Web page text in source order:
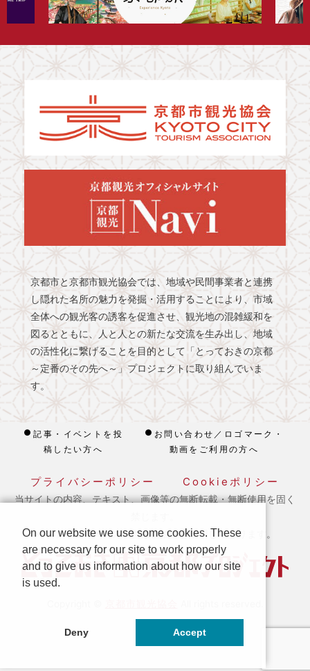
京都市と京都市観光協会では、地域や民間事業者と連携
し隠れた名所の魅力を発掘・活用することにより、市域
全体への観光客の誘客を促進させ、観光地の混雑緩和を
図るとともに、人と人との新たな交流を生み出し、地域
の活性化に繋げることを目的として「とっておきの京都
～定番のその先へ～」プロジェクトに取り組んでいま
す。
記事・イベントを投
稿したい方へ
お問い合わせ／ロゴマーク・
動画をご利用の方へ
プライバシーポリシー Cookieポリシー
当サイトの内容、テキスト、画像等の無断転載・無断使用を固く
※ 本ホームページの運営は宿泊税を活用しております。
On our website we use some cookies. These
are necessary for our site to work properly
and to give us information about how our site
is used.
Deny Accept